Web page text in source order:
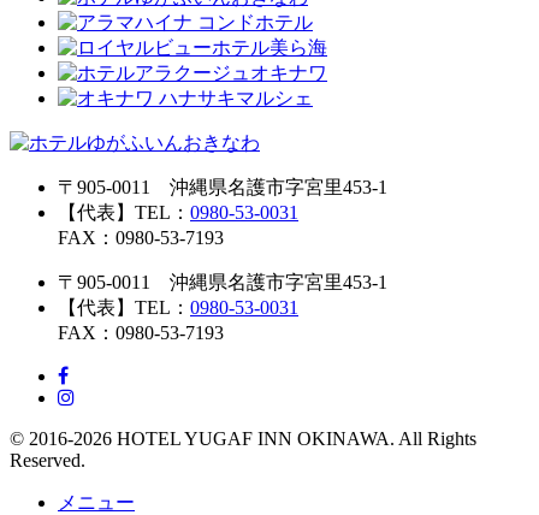
〒905-0011 沖縄県名護市字宮里453-1
【代表】TEL： 0980-53-0031
FAX：0980-53-7193
〒905-0011 沖縄県名護市字宮里453-1
【代表】TEL： 0980-53-0031
FAX：0980-53-7193
© 2016-2026 HOTEL YUGAF INN OKINAWA. All Rights
Reserved.
メニュー